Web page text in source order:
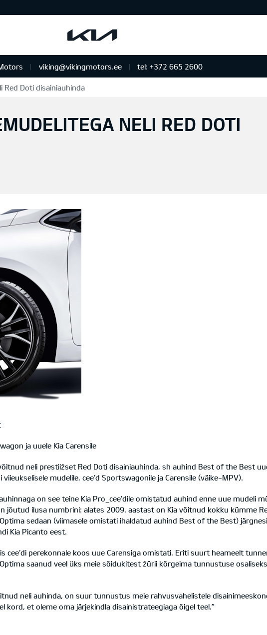
viking@vikingmotors.ee tel: +372 665 2600
Red Doti disainiauhinda
NELI RED DOTI
ja uuele Kia Carensile
neli prestiižset Red Doti disainiauhinda, sh auhind Best of the Best
mudelile, cee’d Sportswagonile ja Carensile (väike-MPV).
on see teine Kia Pro_cee’dile omistatud auhind enne uue mudeli
jõutud ilusa numbrini: alates 2009. aastast on Kia võitnud kokku kümme
sedaan (viimasele omistati ihaldatud auhind Best of the Best)
Kia Picanto eest.
cee’di perekonnale koos uue Carensiga omistati. Eriti suurt heameelt
saanud veel üks meie sõidukitest žürii kõrgeima tunnustuse
neli auhinda, on suur tunnustus meie rahvusvahelistele
et oleme oma järjekindla disainistrateegiaga õigel teel.”